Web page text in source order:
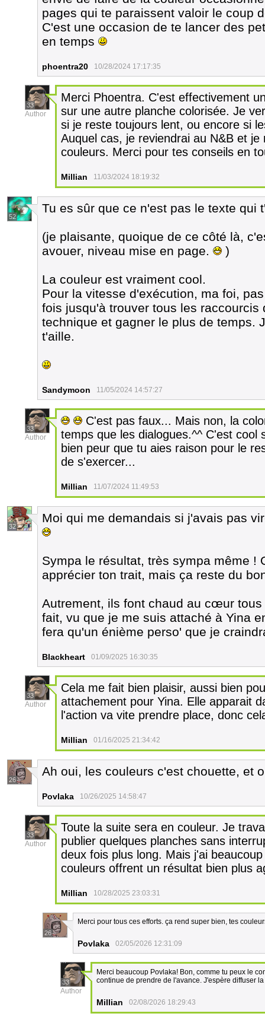
pages qui te paraissent valoir le coup
C'est une occasion de te lancer des
en temps
phoentra20 10/28/2024 17:17:35
33
Author
Merci Phoentra. C'est effectivement
sur une autre planche colorisée. Je
si je reste toujours lent, ou encore si
Auquel cas, je reviendrai au N&B et
couleurs. Merci pour tes conseils en
Millian 11/03/2024 18:19:32
52
Tu es sûr que ce n'est pas le texte qui
(je plaisante, quoique de ce côté là,
avouer, niveau mise en page.
)
La couleur est vraiment cool.
Pour la vitesse d'exécution, ma foi,
fois jusqu'à trouver tous les
technique et gagner le plus de temps.
t'aille.
Sandymoon 11/05/2024 14:57:27
33
Author
C'est pas faux... Mais non, la
temps que les dialogues.^^ C'est cool
bien peur que tu aies raison pour le
de s'exercer...
Millian 11/07/2024 11:49:53
32
Moi qui me demandais si j'avais pas
Sympa le résultat, très sympa même !
apprécier ton trait, mais ça reste du
Autrement, ils font chaud au cœur
fait, vu que je me suis attaché à Yina
fera qu'un énième perso' que je
Blackheart 01/09/2025 16:30:35
33
Author
Cela me fait bien plaisir, aussi bien
attachement pour Yina. Elle apparait
l'action va vite prendre place, donc
Millian 01/16/2025 21:34:42
26
Ah oui, les couleurs c'est chouette, et
Povlaka 10/26/2025 14:58:47
33
Author
Toute la suite sera en couleur. Je
publier quelques planches sans
deux fois plus long. Mais j'ai
couleurs offrent un résultat bien plus
Millian 10/28/2025 23:03:31
26
Merci pour tous ces efforts. ça rend super bien, tes
Povlaka 02/05/2026 12:31:09
33
Author
Merci beaucoup Povlaka! Bon, comme tu peux le
continue de prendre de l'avance. J'espère diffuser
Millian 02/08/2026 18:29:43